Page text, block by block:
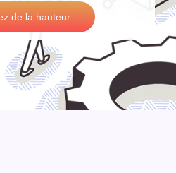
de la hauteur